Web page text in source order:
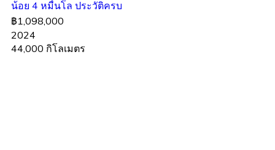
น้อย 4 หมื่นโล ประวัติครบ
฿1,098,000
2024
44,000 กิโลเมตร